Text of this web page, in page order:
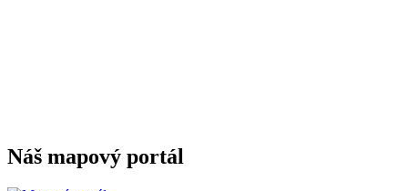
Náš mapový portál